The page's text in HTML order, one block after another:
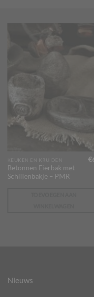
KEUKEN EN KRUIDEN
Betonnen Eierbak met
Schillenbakje – PMR
€
Nieuws